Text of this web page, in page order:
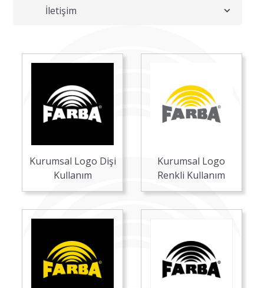
İletişim
Kurumsal Logo Dişi
Kullanım
Kurumsal Logo
Renkli Kullanım